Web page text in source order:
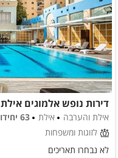
דירות נופש אלמוגים אילת
אילת והערבה אילת
63 יחידות, 69 חדרים
לזוגות ומשפחות
לא נבחרו תאריכים